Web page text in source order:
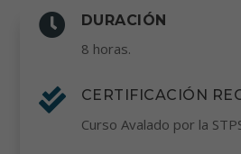
 DURACIÓN
8 horas.
 CERTIFICACIÓN
Curso Avalado por la